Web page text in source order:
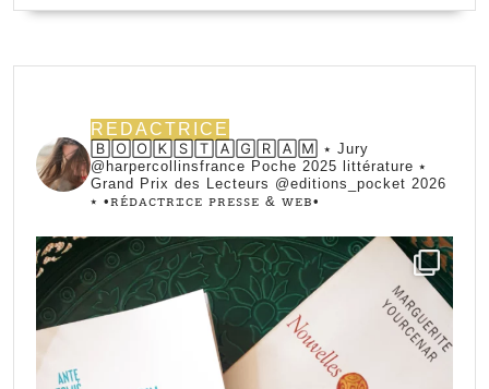
REDACTRICE
🄱🄾🄾🄺🅂🅃🄰🄶🅁🄰🄼 ⭑ Jury
@harpercollinsfrance Poche 2025 littérature ⭑
Grand Prix des Lecteurs @editions_pocket 2026
⭑ •ꭱꭼ́ꭰꭺꮯꭲꭱꮖꮯꭼ ꮲꭱꭼꮪꮪꭼ & ꮃꭼᏼ•